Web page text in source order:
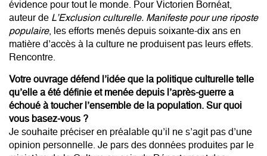
évidence pour tout le monde. Pour Victorien Bornéat,
auteur de L’Exclusion culturelle. Manifeste pour une riposte
populaire, les efforts menés depuis soixante-dix ans en
matière d’accès à la culture ne produisent pas leurs effets.
Rencontre.
Votre ouvrage défend l’idée que la politique culturelle telle
qu’elle a été définie et menée depuis l’après-guerre a
échoué à toucher l’ensemble de la population. Sur quoi
vous basez-vous ?
Je souhaite préciser en préalable qu’il ne s’agit pas d’une
opinion personnelle. Je pars des données produites par le